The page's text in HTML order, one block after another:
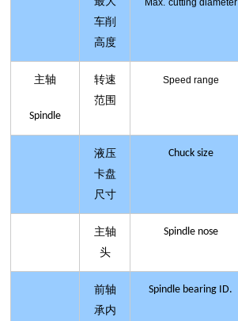
车削
高度
Max. cutting diameter
主轴
Spindle
转速
范围
Speed range
液压
卡盘
尺寸
Chuck size
主轴
头
Spindle nose
前轴
承内
Spindle bearing ID.